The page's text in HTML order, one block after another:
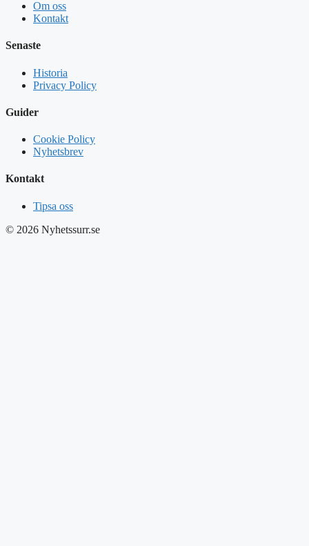
Om oss
Kontakt
Senaste
Historia
Privacy Policy
Guider
Cookie Policy
Nyhetsbrev
Kontakt
Tipsa oss
© 2026 Nyhetssurr.se